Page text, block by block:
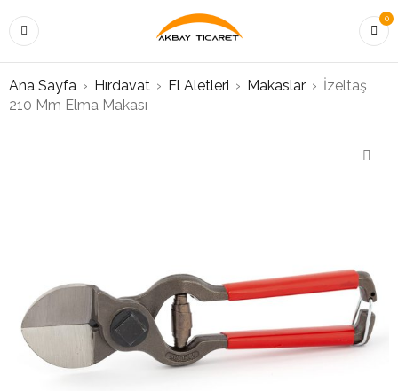
0
Ana Sayfa › Hırdavat › El Aletleri › Makaslar › İzeltaş
210 Mm Elma Makası